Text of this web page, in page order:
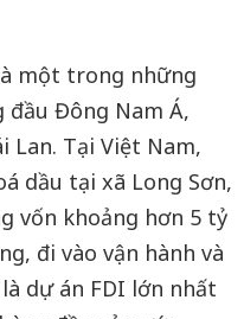
một trong những
đầu Đông Nam Á,
Lan. Tại Việt Nam,
dầu tại xã Long Sơn,
vốn khoảng hơn 5 tỷ
đi vào vận hành và
dự án FDI lớn nhất